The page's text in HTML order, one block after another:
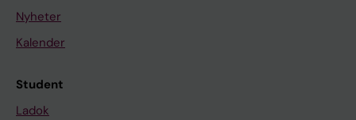
Nyheter
Kalender
Student
Ladok